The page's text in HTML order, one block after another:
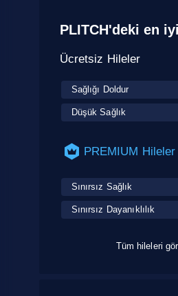
PLITCH'deki en
Ücretsiz Hileler
Sağlığı Doldur
Düşük Sağlık
PREMIUM Hileler
Sınırsız Sağlık
Sınırsız Dayanıklılık
Tüm hileleri gör